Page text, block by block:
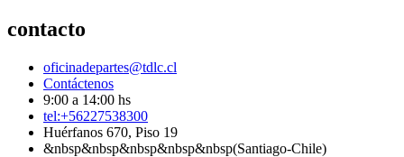
contacto
oficinadepartes@tdlc.cl
Contáctenos
9:00 a 14:00 hs
tel:+56227538300
Huérfanos 670, Piso 19
&nbsp&nbsp&nbsp&nbsp&nbsp(Santiago-Chile)